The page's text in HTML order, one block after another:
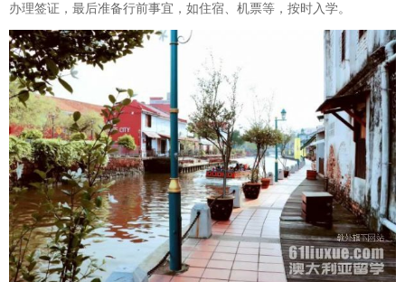
办理签证，最后准备行前事宜，如住宿、机票等，按时入学。